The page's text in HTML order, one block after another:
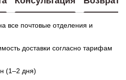
все почтовые отделения и
доставки согласно тарифам
(1–2 дня)